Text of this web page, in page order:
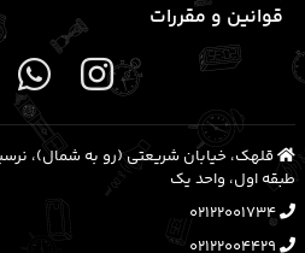
قوانین و مقررات
طبقه اول، واحد یک
02122001734
02122004429